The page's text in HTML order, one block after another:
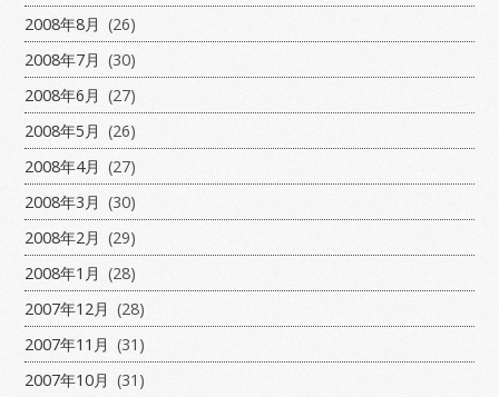
2008年8月 (26)
2008年7月 (30)
2008年6月 (27)
2008年5月 (26)
2008年4月 (27)
2008年3月 (30)
2008年2月 (29)
2008年1月 (28)
2007年12月 (28)
2007年11月 (31)
2007年10月 (31)